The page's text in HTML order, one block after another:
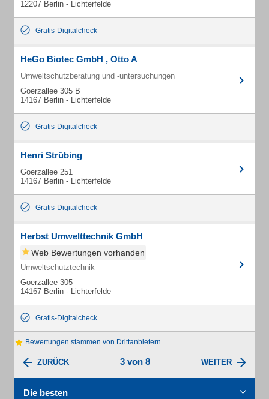
12207 Berlin - Lichterfelde
Gratis-Digitalcheck
HeGo Biotec GmbH , Otto A
Umweltschutzberatung und -untersuchungen
Goerzallee 305 B
14167 Berlin - Lichterfelde
Gratis-Digitalcheck
Henri Strübing
Goerzallee 251
14167 Berlin - Lichterfelde
Gratis-Digitalcheck
Herbst Umwelttechnik GmbH
Web Bewertungen vorhanden
Umweltschutztechnik
Goerzallee 305
14167 Berlin - Lichterfelde
Gratis-Digitalcheck
Bewertungen stammen von Drittanbietern
ZURÜCK 3 von 8 WEITER
Die besten